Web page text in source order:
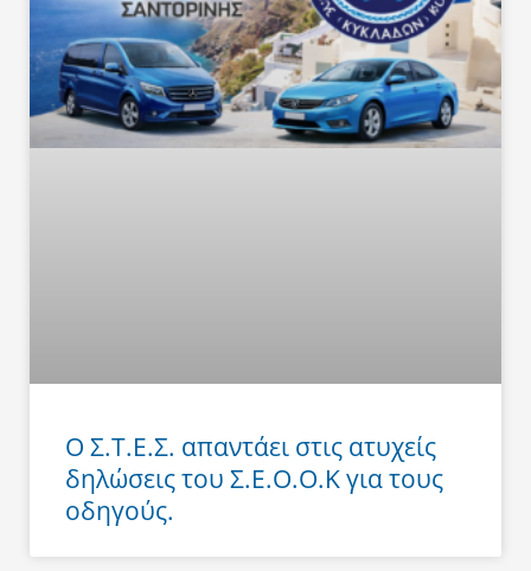
Ο Σ.Τ.Ε.Σ. απαντάει στις ατυχείς
δηλώσεις του Σ.Ε.Ο.Ο.Κ για τους
οδηγούς.